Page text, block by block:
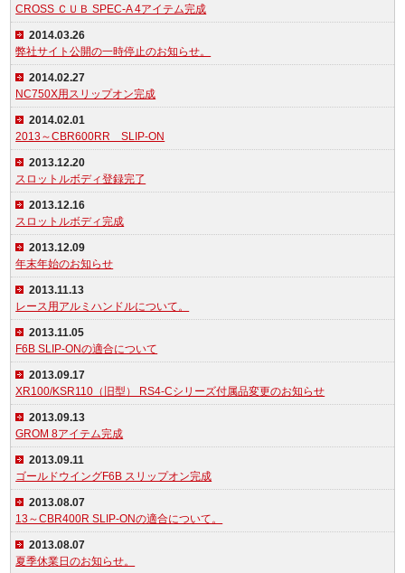
CROSS ＣＵＢ SPEC-A 4アイテム完成
2014.03.26
弊社サイト公開の一時停止のお知らせ。
2014.02.27
NC750X用スリップオン完成
2014.02.01
2013～CBR600RR SLIP-ON
2013.12.20
スロットルボディ登録完了
2013.12.16
スロットルボディ完成
2013.12.09
年末年始のお知らせ
2013.11.13
レース用アルミハンドルについて。
2013.11.05
F6B SLIP-ONの適合について
2013.09.17
XR100/KSR110（旧型） RS4-Cシリーズ付属品変更のお知らせ
2013.09.13
GROM 8アイテム完成
2013.09.11
ゴールドウイングF6B スリップオン完成
2013.08.07
13～CBR400R SLIP-ONの適合について。
2013.08.07
夏季休業日のお知らせ。